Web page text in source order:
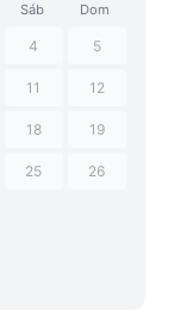
Sáb Dom
4 5
11 12
18 19
25 26